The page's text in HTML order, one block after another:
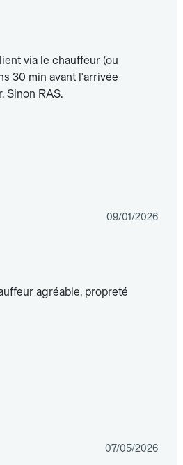
via le chauffeur (ou
30 min avant l'arrivée
Sinon RAS.
09/01/2026
agréable, propreté
07/05/2026